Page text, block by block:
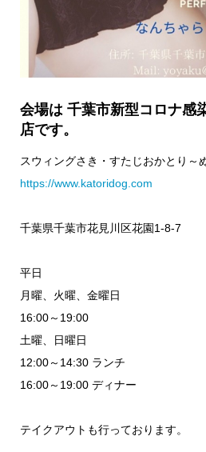
会場は 千葉市新型コロナ感
店です。
スウィングさき・すたじおかとり～
https://www.katoridog.com
千葉県千葉市花見川区花園1-8-7
平日
月曜、火曜、金曜日
16:00～19:00
土曜、日曜日
12:00～14:30 ランチ
16:00～19:00 ディナー
テイクアウトも行っております。